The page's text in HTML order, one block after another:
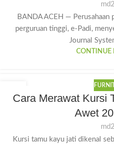
BANDA ACEH —
perguruan tinggi, e-Padi,
Journal
CONTINUE
JULCara Merawat Kursi
Awet
Kursi tamu kayu jati dikenal